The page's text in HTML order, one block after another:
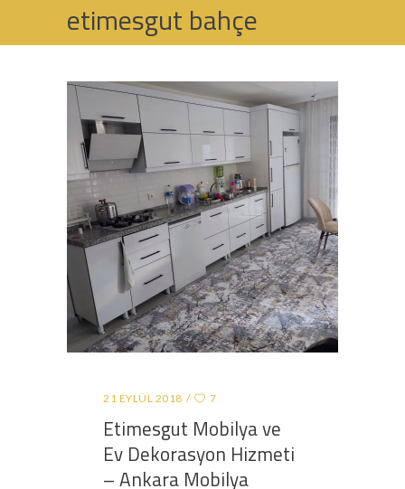
etimesgut bahçe
HOME
POSTS TAGGED "ETIMESGUT BAHÇE
MOBILYALARI"
21 EYLÜL 2018 7
Etimesgut Mobilya ve
Ev Dekorasyon Hizmeti
– Ankara Mobilya